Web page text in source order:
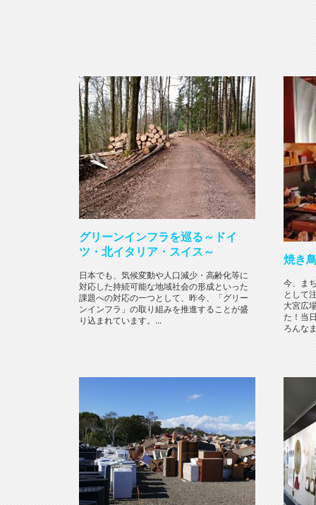
グリーンインフラを巡る～ドイ
ツ・北イタリア・スイス～
日本でも、気候変動や人口減少・高齢化等に
対応した持続可能な地域社会の形成といった
課題への対応の一つとして、昨今、「グリー
ンインフラ」の取り組みを推進することが盛
り込まれています。...
焼き
今、ま
として
大宮広
た！当
ろんな